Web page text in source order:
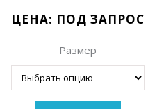
ЦЕНА: ПОД ЗАПРОС
Размер